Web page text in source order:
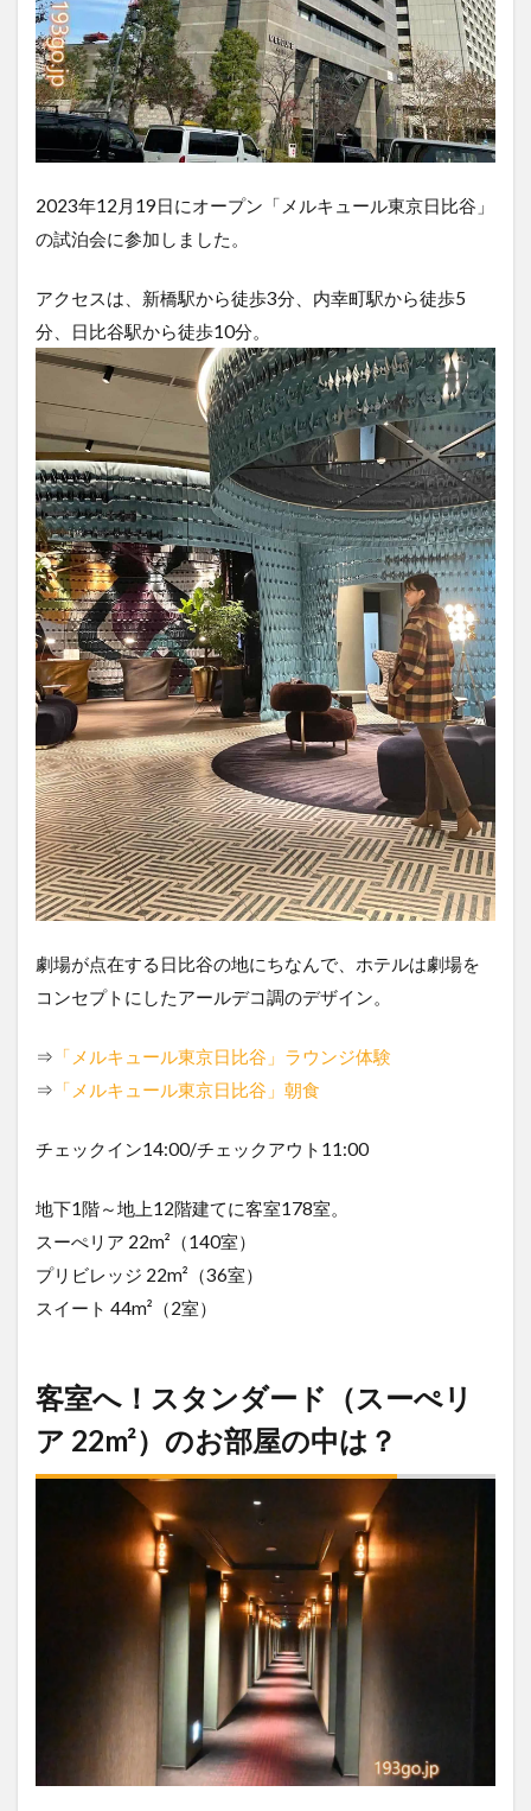
2023年12月19日にオープン「メルキュール東京日比谷」
の試泊会に参加しました。
アクセスは、新橋駅から徒歩3分、内幸町駅から徒歩5
分、日比谷駅から徒歩10分。
劇場が点在する日比谷の地にちなんで、ホテルは劇場を
コンセプトにしたアールデコ調のデザイン。
⇒ 「メルキュール東京日比谷」ラウンジ体験
⇒ 「メルキュール東京日比谷」朝食
チェックイン14:00/チェックアウト11:00
地下1階～地上12階建てに客室178室。
スーぺリア 22m²（140室）
プリビレッジ 22m²（36室）
スイート 44m²（2室）
客室へ！スタンダード（スーぺリ
ア 22m²）のお部屋の中は？